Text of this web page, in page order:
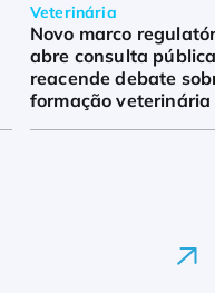
Veterinária
Novo marco
abre consulta
reacende debate
formação veterinária